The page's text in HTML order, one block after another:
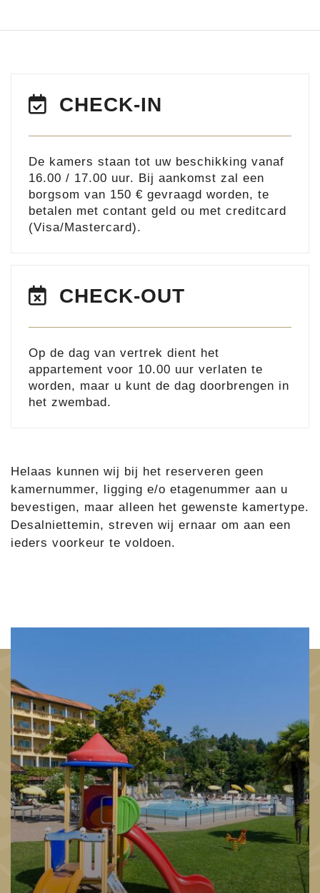
CHECK-IN
De kamers staan tot uw beschikking vanaf
16.00 / 17.00 uur. Bij aankomst zal een
borgsom van 150 € gevraagd worden, te
betalen met contant geld ou met creditcard
(Visa/Mastercard).
CHECK-OUT
Op de dag van vertrek dient het
appartement voor 10.00 uur verlaten te
worden, maar u kunt de dag doorbrengen in
het zwembad.
Helaas kunnen wij bij het reserveren geen
kamernummer, ligging e/o etagenummer aan u
bevestigen, maar alleen het gewenste kamertype.
Desalniettemin, streven wij ernaar om aan een
ieders voorkeur te voldoen.